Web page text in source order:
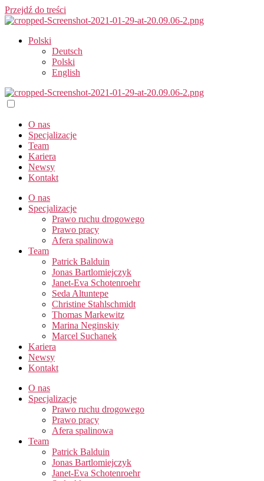
Przejdź do treści
Polski
Deutsch
Polski
English
O nas
Specjalizacje
Team
Kariera
Newsy
Kontakt
O nas
Specjalizacje
Prawo ruchu drogowego
Prawo pracy​
Afera spalinowa
Team
Patrick Balduin
Jonas Bartlomiejczyk
Janet-Eva Schotenroehr
Seda Altuntepe
Christine Stahlschmidt
Thomas Markewitz
Marina Neginskiy
Marcel Suchanek
Kariera
Newsy
Kontakt
O nas
Specjalizacje
Prawo ruchu drogowego
Prawo pracy​
Afera spalinowa
Team
Patrick Balduin
Jonas Bartlomiejczyk
Janet-Eva Schotenroehr